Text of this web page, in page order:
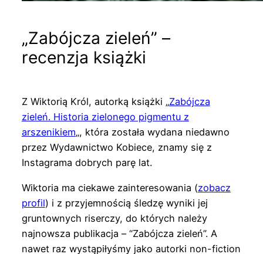
„Zabójcza zieleń” –
recenzja książki
Z Wiktorią Król, autorką książki „Zabójcza
zieleń. Historia zielonego pigmentu z
arszenikiem„, która została wydana niedawno
przez Wydawnictwo Kobiece, znamy się z
Instagrama dobrych parę lat.
Wiktoria ma ciekawe zainteresowania (zobacz
profil) i z przyjemnością śledzę wyniki jej
gruntownych riserczy, do których należy
najnowsza publikacja – “Zabójcza zieleń”. A
nawet raz wystąpiłyśmy jako autorki non-fiction